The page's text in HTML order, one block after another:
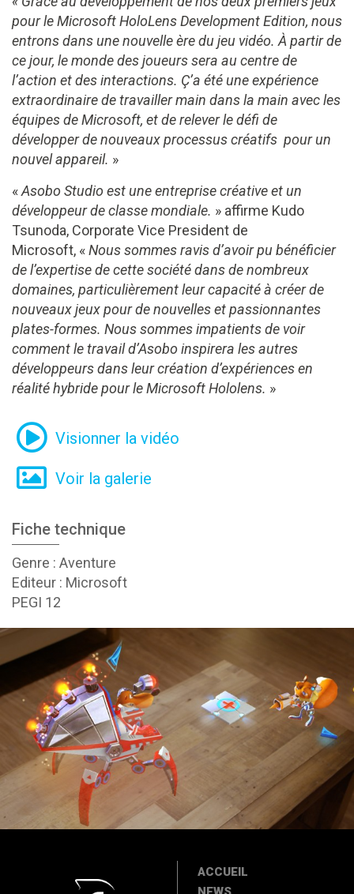
pour le Microsoft HoloLens Development Edition, nous
entrons dans une nouvelle ère du jeu vidéo. À partir de
ce jour, le monde des joueurs sera au centre de
l’action et des interactions. Ç’a été une expérience
extraordinaire de travailler main dans la main avec les
équipes de Microsoft, et de relever le défi de
développer de nouveaux processus créatifs pour un
nouvel appareil. »
«Asobo Studio est une entreprise créative et un
développeur de classe mondiale. » affirme Kudo
Tsunoda, Corporate Vice President de
Microsoft, «Nous sommes ravis d’avoir pu bénéficier
de l’expertise de cette société dans de nombreux
domaines, particulièrement leur capacité à créer de
nouveaux jeux pour de nouvelles et passionnantes
plates-formes. Nous sommes impatients de voir
comment le travail d’Asobo inspirera les autres
développeurs dans leur création d’expériences en
réalité hybride pour le Microsoft Hololens. »
Visionner la vidéo
Voir la galerie
Fiche technique
Genre : Aventure
Editeur : Microsoft
PEGI 12
ACCUEIL